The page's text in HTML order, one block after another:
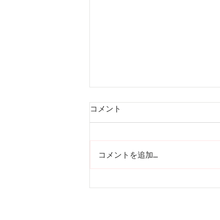
組み木型
コメント
コメントを追加…